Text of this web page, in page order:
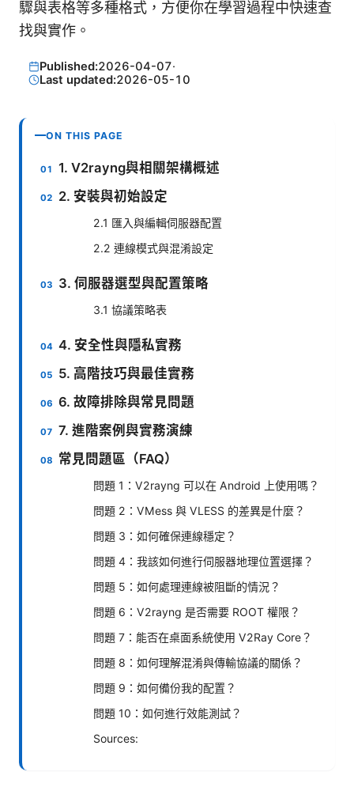
驟與表格等多種格式，方便你在學習過程中快速查
找與實作。
Published:2026-04-07·
Last updated:2026-05-10
ON THIS PAGE
1. V2rayng與相關架構概述
2. 安裝與初始設定
2.1 匯入與編輯伺服器配置
2.2 連線模式與混淆設定
3. 伺服器選型與配置策略
3.1 協議策略表
4. 安全性與隱私實務
5. 高階技巧與最佳實務
6. 故障排除與常見問題
7. 進階案例與實務演練
常見問題區（FAQ）
問題 1：V2rayng 可以在 Android 上使用嗎？
問題 2：VMess 與 VLESS 的差異是什麼？
問題 3：如何確保連線穩定？
問題 4：我該如何進行伺服器地理位置選擇？
問題 5：如何處理連線被阻斷的情況？
問題 6：V2rayng 是否需要 ROOT 權限？
問題 7：能否在桌面系統使用 V2Ray Core？
問題 8：如何理解混淆與傳輸協議的關係？
問題 9：如何備份我的配置？
問題 10：如何進行效能測試？
Sources: